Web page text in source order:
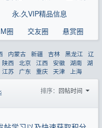
永.久VIP精品信息
圈 交友圈 悬赏圈
内蒙古 新疆 吉林 黑龙江
辽
陕西 北京 江西 安徽 湖南 湖
江苏 广东 重庆 天津 上海
排序： 回帖时间